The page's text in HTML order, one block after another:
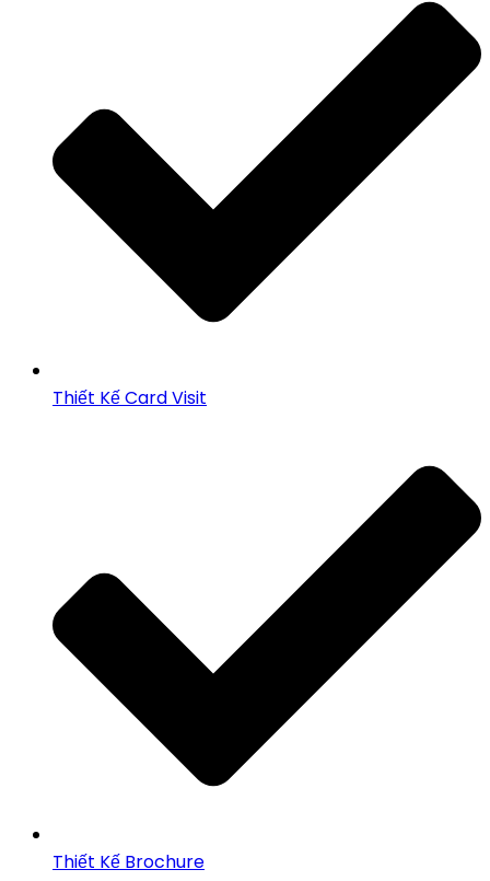
Thiết Kế Card Visit
Thiết Kế Brochure